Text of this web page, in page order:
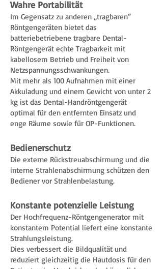
Wahre Portabilität
Im Gegensatz zu anderen „tragbaren“
Röntgengeräten bietet das
batteriebetriebene tragbare Dental-
Röntgengerät echte Tragbarkeit mit
kabellosem Betrieb und Freiheit von
Netzspannungsschwankungen.
Mit mehr als 100 Aufnahmen mit einer
Akkuladung und einem Gewicht von unter 2
kg ist das Dental-Handröntgengerät
optimal für den entfernten Einsatz und
enge Räume sowie für OP-Funktionen.
Bedienerschutz
Die externe Rückstreuabschirmung und die
interne Strahlenabschirmung schützen den
Bediener vor Strahlenbelastung.
Konstante potenzielle Leistung
Der Hochfrequenz-Röntgengenerator mit
konstantem Potential liefert eine konstante
Strahlungsleistung.
Dies verbessert die Bildqualität und
reduziert gleichzeitig die Hautdosis für den